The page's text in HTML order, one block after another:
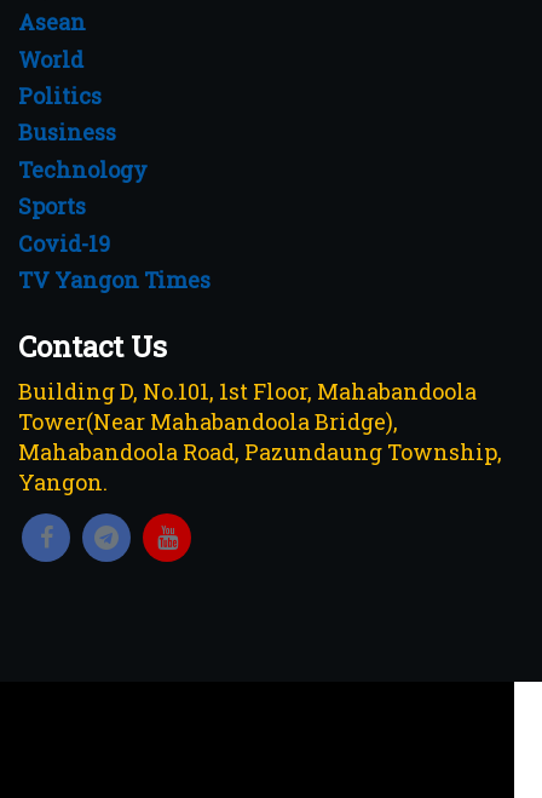
Asean
World
Politics
Business
Technology
Sports
Covid-19
TV Yangon Times
Contact Us
Building D, No.101, 1st Floor, Mahabandoola
Tower(Near Mahabandoola Bridge),
Mahabandoola Road, Pazundaung Township,
Yangon.